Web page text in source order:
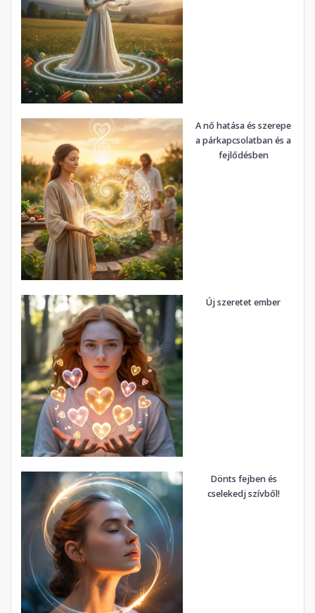
A nő hatása és szerepe
a párkapcsolatban és a
fejlődésben
Új szeretet ember
Dönts fejben és
cselekedj szívből!